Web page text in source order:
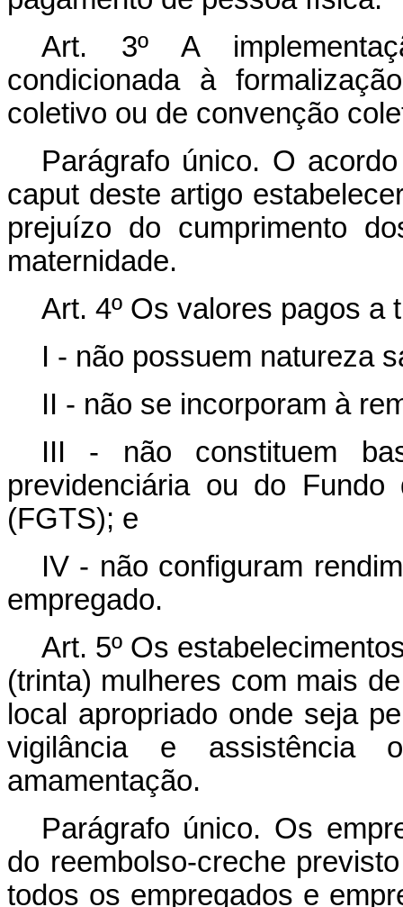
Art. 3º
A
condicionada à
coletivo ou de convenção
Parágrafo único. O
caput deste artigo
prejuízo do cumprimento
maternidade.
Art. 4º Os valores pagos a
I - não possuem natureza
II - não se incorporam à
III - não constituem
previdenciária ou do
(FGTS); e
IV - não configuram
empregado.
Art. 5º Os
(trinta) mulheres com mais
local apropriado onde seja
vigilância e
amamentação.
Parágrafo único. Os
do reembolso-creche
todos os empregados e